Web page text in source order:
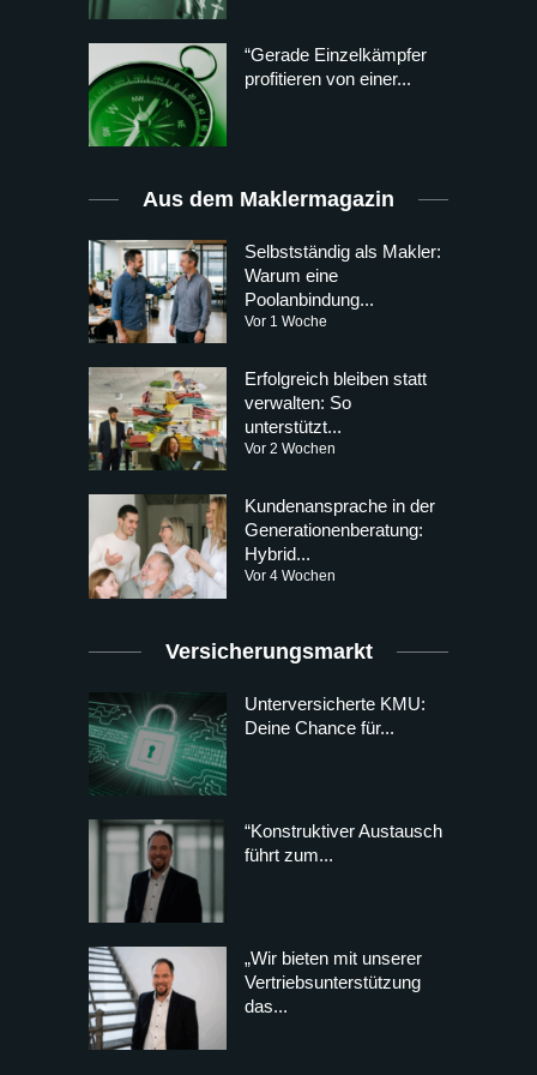
“Gerade Einzelkämpfer
profitieren von einer...
Aus dem Maklermagazin
Selbstständig als Makler:
Warum eine
Poolanbindung...
Vor 1 Woche
Erfolgreich bleiben statt
verwalten: So
unterstützt...
Vor 2 Wochen
Kundenansprache in der
Generationenberatung:
Hybrid...
Vor 4 Wochen
Versicherungsmarkt
Unterversicherte KMU:
Deine Chance für...
“Konstruktiver Austausch
führt zum...
„Wir bieten mit unserer
Vertriebsunterstützung
das...